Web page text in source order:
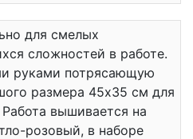
для смелых
сложностей в работе.
руками потрясающую
размера 45x35 см для
вышивается на
розовый, в наборе